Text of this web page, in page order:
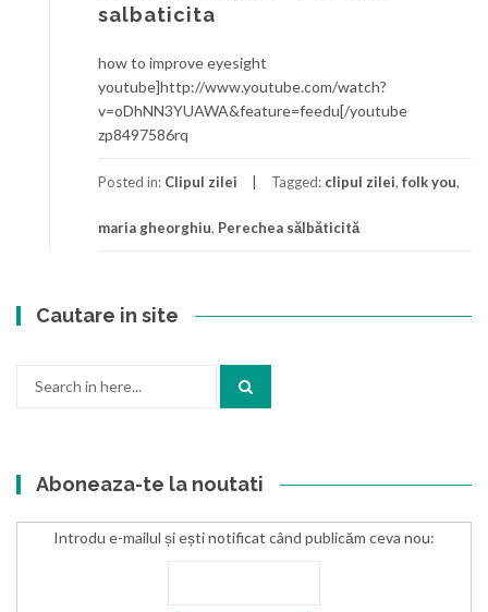
salbaticita
how to improve eyesight
youtube]http://www.youtube.com/watch?
v=oDhNN3YUAWA&feature=feedu[/youtube
zp8497586rq
Posted in: Clipul zilei Tagged: clipul zilei, folk you,
maria gheorghiu, Perechea sălbăticită
Cautare in site
Aboneaza-te la noutati
Introdu e-mailul și ești notificat când publicăm ceva nou: